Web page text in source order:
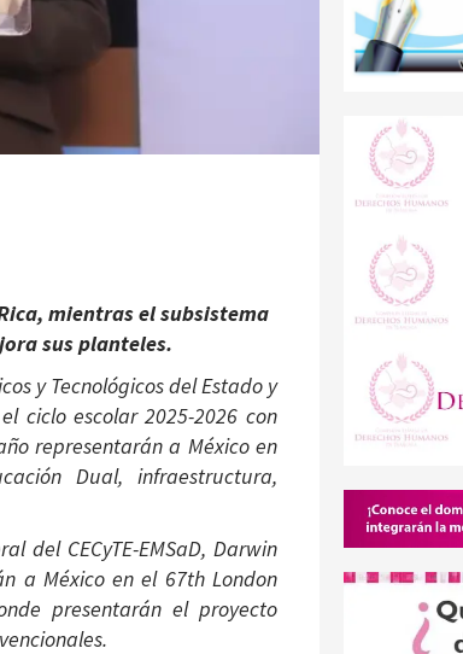
mientras el subsistema
sus planteles.
y Tecnológicos del Estado y
ciclo escolar 2025-2026 con
representarán a México en
Dual, infraestructura,
del CECyTE-EMSaD, Darwin
a México en el 67th London
presentarán el proyecto